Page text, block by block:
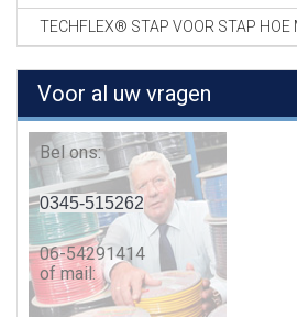
TECHFLEX® STAP VOOR STAP HOE
Voor al uw vragen
Bel ons:
0345-515262
06-54291414
of mail: